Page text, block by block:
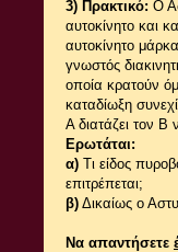
3) Πρακτικό: Ο
αυτοκίνητο και
αυτοκίνητο
γνωστός
οποία κρατούν
καταδίωξη
Α διατάζει τον
Ερωτάται:
α) Τι είδος
επιτρέπεται;
β) Δικαίως ο
Να απαντήσετε